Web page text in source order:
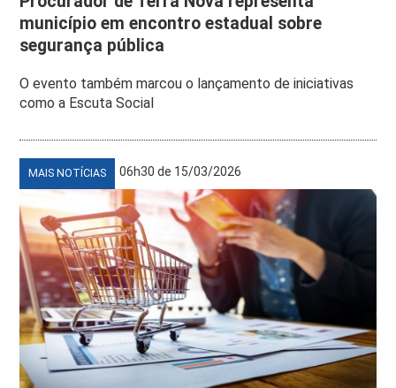
município em encontro estadual sobre
segurança pública
O evento também marcou o lançamento de iniciativas
como a Escuta Social
MAIS NOTÍCIAS 06h30 de 15/03/2026